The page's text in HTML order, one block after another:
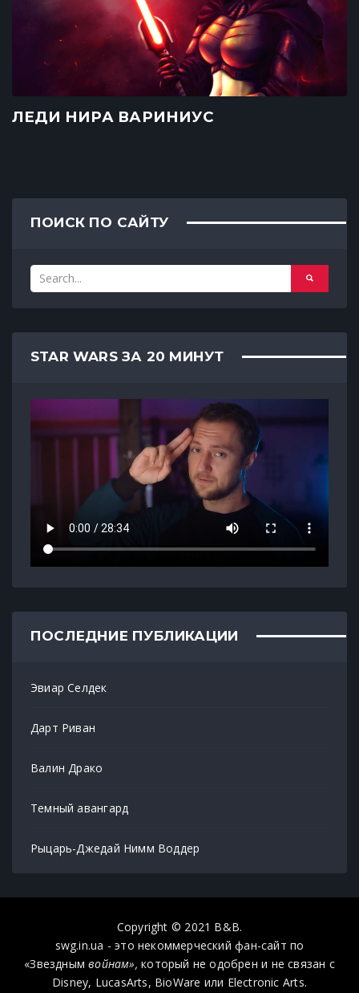
ЛЕДИ НИРА ВАРИНИУС
ПОИСК ПО САЙТУ
STAR WARS ЗА 20 МИНУТ
ПОСЛЕДНИЕ ПУБЛИКАЦИИ
Эвиар Селдек
Дарт Риван
Валин Драко
Темный авангард
Рыцарь-Джедай Нимм Воддер
Copyright © 2021 B&B.
swg.in.ua - это некоммерческий фан-сайт по
«Звезднымвойнам», который не одобрен и не связан с
Disney, LucasArts, BioWare или Electronic Arts.